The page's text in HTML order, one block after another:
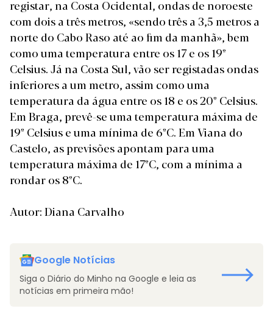
registar, na Costa Ocidental, ondas de noroeste
com dois a três metros, «sendo três a 3,5 metros a
norte do Cabo Raso até ao fim da manhã», bem
como uma temperatura entre os 17 e os 19º
Celsius. Já na Costa Sul, vão ser registadas ondas
inferiores a um metro, assim como uma
temperatura da água entre os 18 e os 20º Celsius.
Em Braga, prevê-se uma temperatura máxima de
19º Celsius e uma mínima de 6ºC. Em Viana do
Castelo, as previsões apontam para uma
temperatura máxima de 17ºC, com a mínima a
rondar os 8ºC.
Autor: Diana Carvalho
Google Notícias
Siga o Diário do Minho na Google e leia as
notícias em primeira mão!